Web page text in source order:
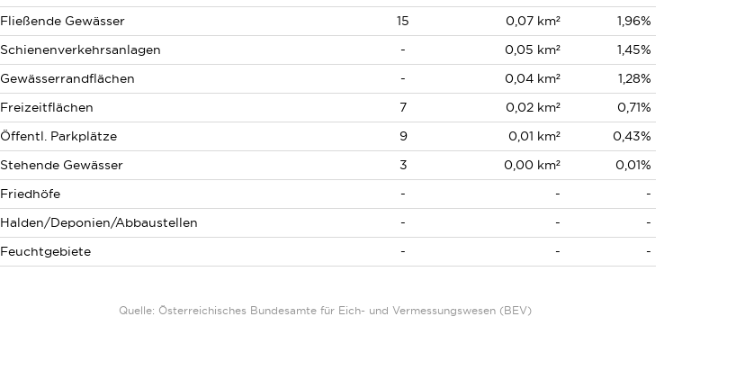
Fließende Gewässer
15 0,07 km²
1,96%
Schienenverkehrsanlagen
- 0,05 km²
1,45%
Gewässerrandflächen
- 0,04 km²
1,28%
Freizeitflächen
7 0,02 km²
0,71%
Öffentl. Parkplätze
9 0,01 km²
0,43%
Stehende Gewässer
3 0,00 km²
0,01%
Friedhöfe
- -
-
Halden/Deponien/Abbaustellen
- -
-
Feuchtgebiete
- - -
Quelle: Österreichisches Bundesamte für Eich- und Vermessungswesen (BEV)